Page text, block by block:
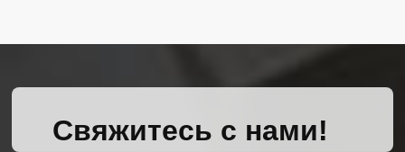
Свяжитесь с нами!